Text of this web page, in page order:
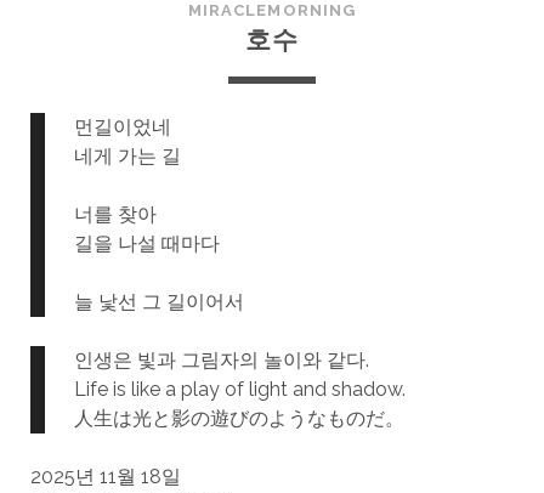
MIRACLEMORNING
호수
먼길이었네
네게 가는 길
너를 찾아
길을 나설 때마다
늘 낯선 그 길이어서
인생은 빛과 그림자의 놀이와 같다.
Life is like a play of light and shadow.
人生は光と影の遊びのようなものだ。
2025년 11월 18일